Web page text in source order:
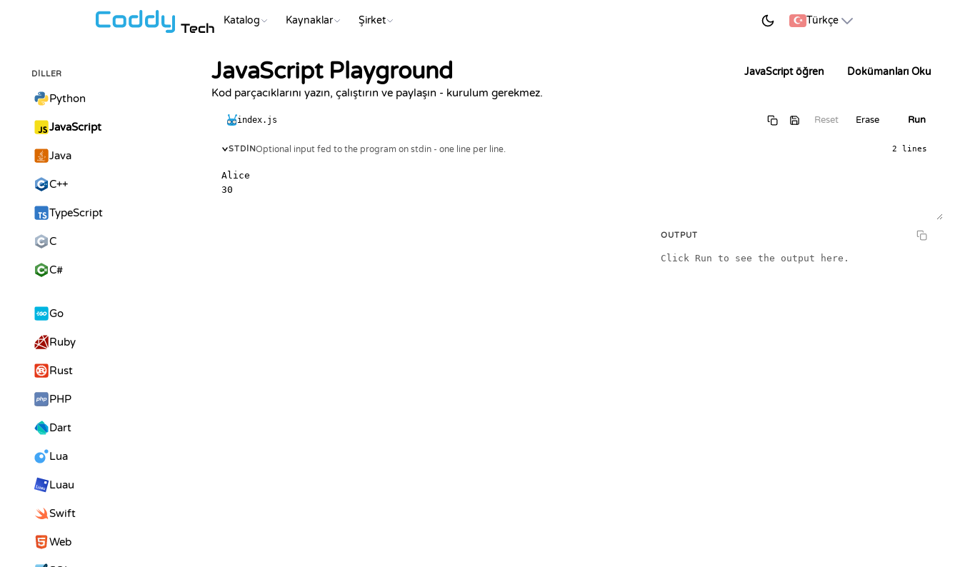
Tech Katalog Kaynaklar Şirket Türkçe
DILLER
Python
JavaScript
Java
C++
TypeScript
C
C#
Go
Ruby
Rust
PHP
Dart
Lua
Luau
Swift
Web
JavaScript Playground JavaScript öğren Dokümanları Oku
Kod parçacıklarını yazın, çalıştırın ve paylaşın - kurulum gerekmez.
index.js Reset Erase Run
STDINOptional input fed to the program on stdin - one line per line. 2 lines
OUTPUT
Click Run to see the output here.